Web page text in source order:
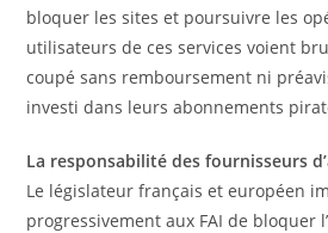
bloquer les sites et poursuivre les
utilisateurs de ces services voient
coupé sans remboursement ni
investi dans leurs abonnements
La responsabilité des fournisseurs
Le législateur français et européen
progressivement aux FAI de bloquer